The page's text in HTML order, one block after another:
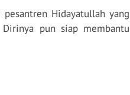
Hidayatullah yang
Dirinya pun siap membantu